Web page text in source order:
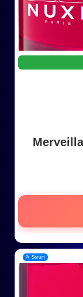
📂 Serum